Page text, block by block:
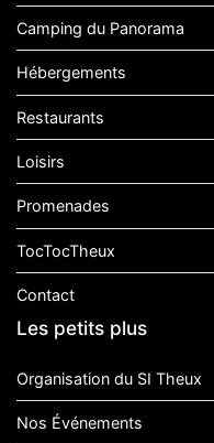
Camping du Panorama
Hébergements
Restaurants
Loisirs
Promenades
TocTocTheux
Contact
Les petits plus
Organisation du SI Theux
Nos Événements